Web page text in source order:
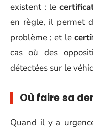
existent : le
en règle, il permet
problème ; et le
cas où des
détectées sur le
Où faire sa
Quand il y a